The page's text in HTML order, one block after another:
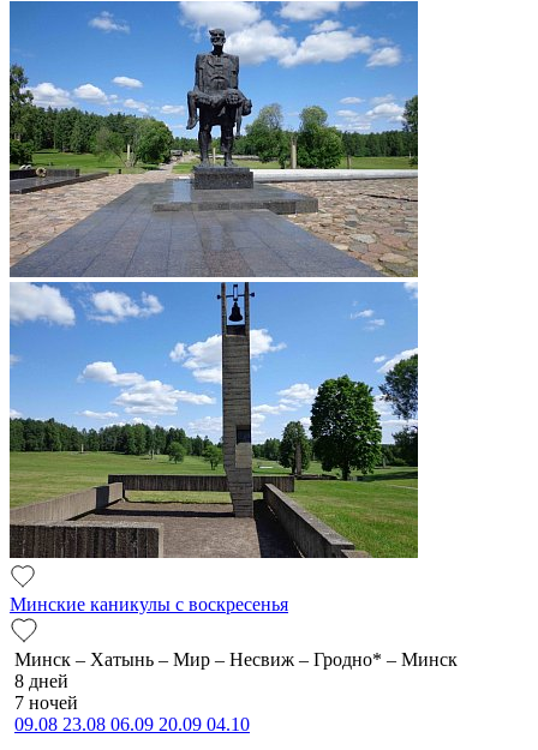
Минские каникулы с воскресенья
Минск – Хатынь – Мир – Несвиж – Гродно* – Минск
8 дней
7 ночей
09.08 23.08 06.09 20.09 04.10